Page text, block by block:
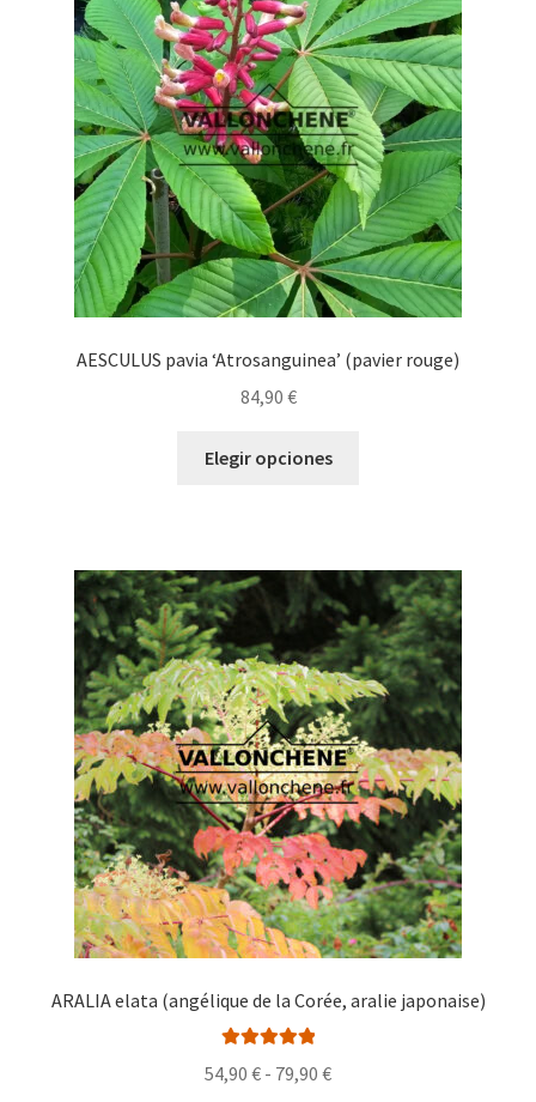
se
pueden
elegir
en
la
página
de
producto
AESCULUS pavia ‘Atrosanguinea’ (pavier rouge)
84,90 €
Elegir opciones
Las
opciones
se
pueden
elegir
en
la
página
de
producto
ARALIA elata (angélique de la Corée, aralie japonaise)
de 5
54,90 € - 79,90 €Rango